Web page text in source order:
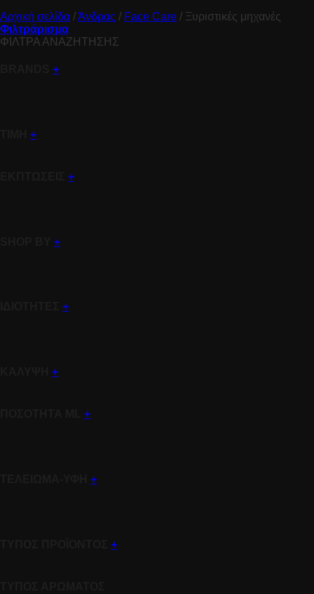
Αρχική σελίδα /Άνδρας / Face Care / Ξυριστικές μηχανές
Φιλτράρισμα
ΦΙΛΤΡΑ ΑΝΑΖΗΤΗΣΗΣ
+
+
+
+
+
+
+
+
+